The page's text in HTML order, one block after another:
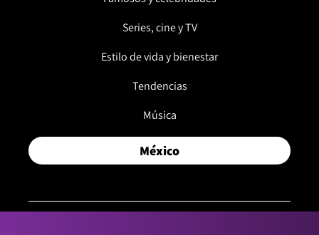
Series, cine y TV
Estilo de vida y bienestar
Tendencias
Música
México